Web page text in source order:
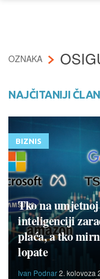
OZNAKA
NAJČITANIJI
BIZNIS
Tko na umjetnoj
inteligenciji
plaća, a tko
lopate
Ivan Podnar2. kolovoza